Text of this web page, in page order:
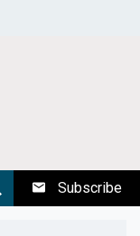
Subscribe